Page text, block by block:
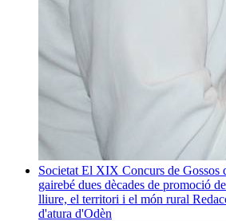
Societat El XIX Concurs de Gossos
gairebé dues dècades de promoció
lliure, el territori i el món rural
d'atura d'Odèn